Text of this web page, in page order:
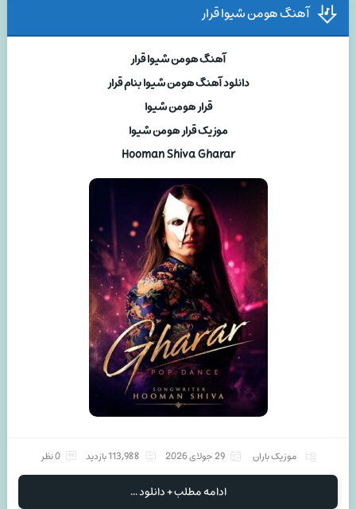
آهنگ هومن شیوا قرار
آهنگ هومن شیوا قرار
دانلود آهنگ هومن شیوا بنام قرار
قرار هومن شیوا
موزیک قرار هومن شیوا
Hooman Shiva Gharar
موزیک باران 29 جولای 2026 113,988 بازدید 0 نظر
ادامه مطلب + دانلود ...